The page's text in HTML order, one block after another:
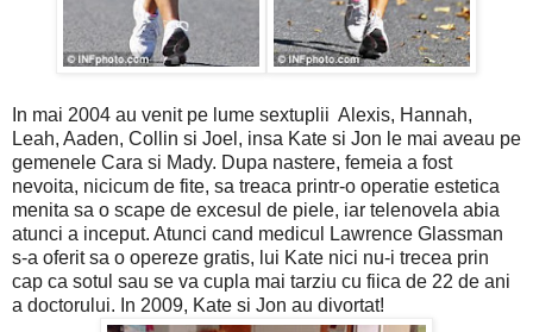
In mai 2004 au venit pe lume sextuplii Alexis, Hannah,
Leah, Aaden, Collin si Joel, insa Kate si Jon le mai aveau pe
gemenele Cara si Mady. Dupa nastere, femeia a fost
nevoita, nicicum de fite, sa treaca printr-o operatie estetica
menita sa o scape de excesul de piele, iar telenovela abia
atunci a inceput. Atunci cand medicul Lawrence Glassman
s-a oferit sa o opereze gratis, lui Kate nici nu-i trecea prin
cap ca sotul sau se va cupla mai tarziu cu fiica de 22 de ani
a doctorului. In 2009, Kate si Jon au divortat!